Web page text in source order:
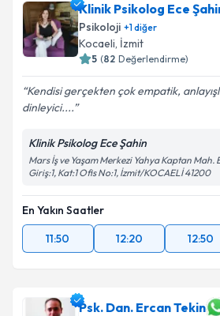
Klinik Psikolog Ece
Psikoloji +1diğer
Kocaeli, İzmit
5 (82 Değerlendirme)
Kendisi gerçekten çok empatik,
dinleyici....
Klinik Psikolog Ece Şahin
Mars İş ve Yaşam Merkezi Yahya Kaptan Mah.
Giriş:1, Kat:1 Ofis No:1, İzmit/KOCAELİ 41200
En Yakın Saatler
11:50
12:20 12:50
Psk. Dan. Ercan Tekin